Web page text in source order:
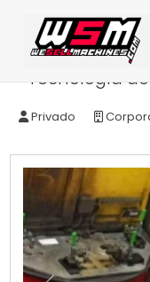
Tecnología
Privado